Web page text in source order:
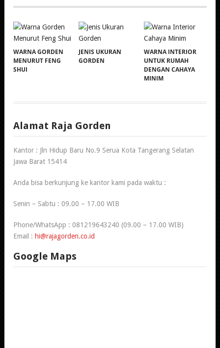
WARNA GORDEN
MENURUT FENG
SHUI
JENIS UKURAN
GORDEN
WARNA INTERIOR
UNTUK RUMAH
DENGAN CAHAYA
MINIM
Alamat Raja Gorden
Kantor : Jln Hidup Baru No.9 Serua Kota Tangerang Selatan
Jawa Barat 15414
Anda bisa berkunjung ke kantor kami pada waktu :
Senin – Sabtu : 09.00 – 17.00 WIB
Phone/WhatsApp : 081219643240 (09.00 – 17.00 WIB)
Email : hi@rajagorden.co.id
Google Maps